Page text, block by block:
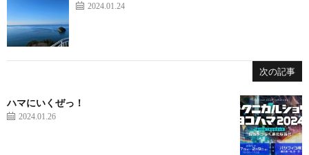
2024.01.24
次の記事
ハマにいくぜっ！
2024.01.26